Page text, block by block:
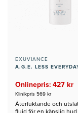
EXUVIANCE
A.G.E. LESS
Onlinepris: 427 kr
Klinikpris 569 kr
Återfuktande och